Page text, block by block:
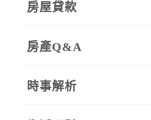
房屋貸款
房產Q&A
時事解析